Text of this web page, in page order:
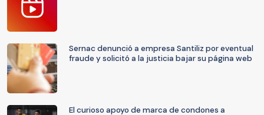
Sernac denunció a empresa Santiliz por eventual
fraude y solicitó a la justicia bajar su página web
El curioso apoyo de marca de condones a